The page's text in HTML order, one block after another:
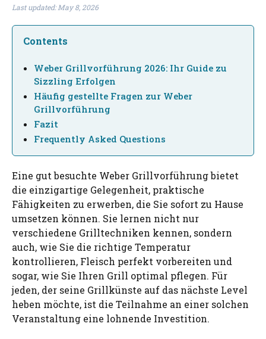
Last updated: May 8, 2026
Contents
Weber Grillvorführung 2026: Ihr Guide zu
Sizzling Erfolgen
Häufig gestellte Fragen zur Weber
Grillvorführung
Fazit
Frequently Asked Questions
Eine gut besuchte Weber Grillvorführung bietet
die einzigartige Gelegenheit, praktische
Fähigkeiten zu erwerben, die Sie sofort zu Hause
umsetzen können. Sie lernen nicht nur
verschiedene Grilltechniken kennen, sondern
auch, wie Sie die richtige Temperatur
kontrollieren, Fleisch perfekt vorbereiten und
sogar, wie Sie Ihren Grill optimal pflegen. Für
jeden, der seine Grillkünste auf das nächste Level
heben möchte, ist die Teilnahme an einer solchen
Veranstaltung eine lohnende Investition.